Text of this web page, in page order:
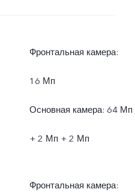
Фронтальная камера:
16 Мп
Основная камера: 64 Мп
+ 2 Мп + 2 Мп
Фронтальная камера: